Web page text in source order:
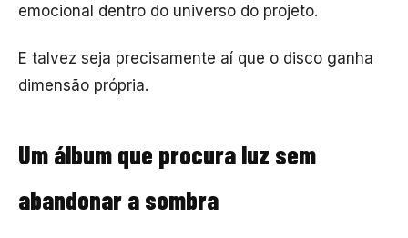
emocional dentro do universo do projeto.
E talvez seja precisamente aí que o disco ganha
dimensão própria.
Um álbum que procura luz sem
abandonar a sombra